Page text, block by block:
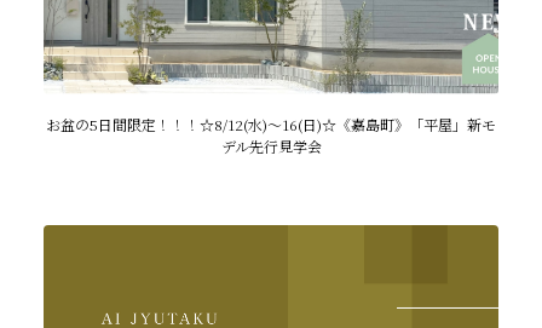
お盆の5日間限定！！！☆8/12(水)～16(日)☆《嘉島町》「平屋」新モ
デル先行見学会